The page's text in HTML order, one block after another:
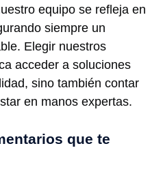
equipo se refleja en
siempre un
Elegir nuestros
acceder a soluciones
sino también contar
en manos expertas.
que te